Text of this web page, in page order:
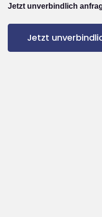
Jetzt unverbindlich
Jetzt